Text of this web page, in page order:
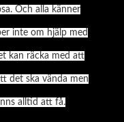
Och alla känner
inte om hjälp med
kan räcka med att
det ska vända men
alltid att få.